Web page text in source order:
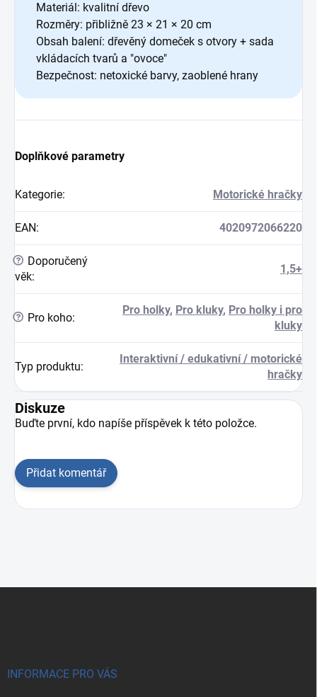
Materiál: kvalitní dřevo
Rozměry: přibližně 23 × 21 × 20 cm
Obsah balení: dřevěný domeček s otvory + sada
vkládacích tvarů a "ovoce"
Bezpečnost: netoxické barvy, zaoblené hrany
Doplňkové parametry
Kategorie: Motorické hračky
EAN: 4020972066220
?
Doporučený
věk:
1,5+
? Pro koho:
Pro holky, Pro kluky, Pro holky i pro
kluky
Typ produktu:
Interaktivní / edukativní / motorické
hračky
Diskuze
Buďte první, kdo napíše příspěvek k této položce.
Přidat komentář
INFORMACE PRO VÁS